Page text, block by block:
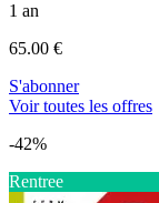
1 an
65.00 €
S'abonner
Voir toutes les offres
-42%
Rentree